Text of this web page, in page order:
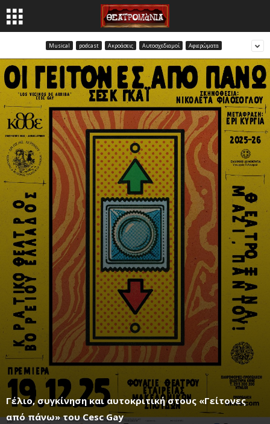
Musical podcast Ακροάσεις Αυτοσχεδιαμοί Αφιερώματα
Γέλιο, συγκίνηση και αυτοκριτική στους «Γείτονες
από πάνω» του Cesc Gay